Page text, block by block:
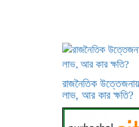
রাজনৈতিক
লাভ, আর কার ক্ষতি?